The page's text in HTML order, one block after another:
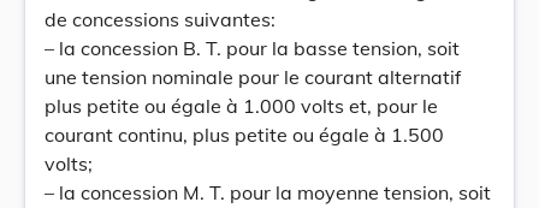
de concessions suivantes:
– la concession B. T. pour la basse tension, soit
une tension nominale pour le courant alternatif
plus petite ou égale à 1.000 volts et, pour le
courant continu, plus petite ou égale à 1.500
volts;
– la concession M. T. pour la moyenne tension, soit